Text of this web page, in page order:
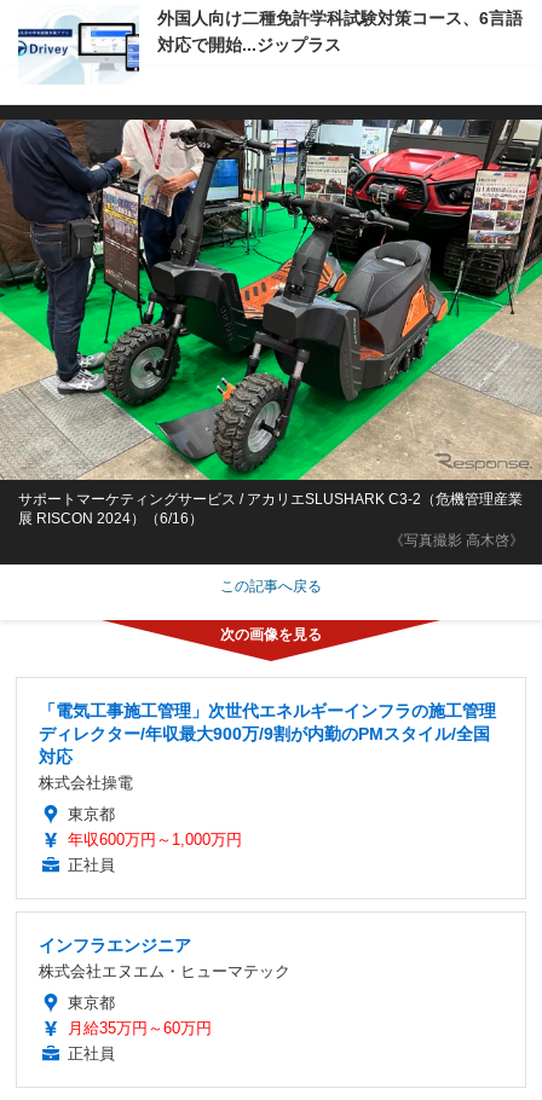
外国人向け二種免許学科試験対策コース、6言語
対応で開始...ジップラス
《写真撮影 高木啓》
サポートマーケティングサービス / アカリエSLUSHARK C3-2（危機管理産業
展 RISCON 2024）（6/16）
この記事へ戻る
「電気工事施工管理」次世代エネルギーインフラの施工管理
ディレクター/年収最大900万/9割が内勤のPMスタイル/全国
対応
株式会社操電
東京都
年収600万円～1,000万円
正社員
インフラエンジニア
株式会社エヌエム・ヒューマテック
東京都
月給35万円～60万円
正社員